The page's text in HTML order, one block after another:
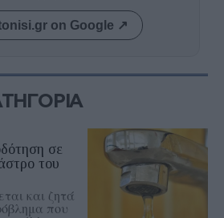
on Google ↗
σε
του
και ζητά
που